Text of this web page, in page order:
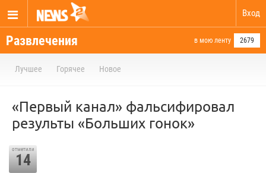
Вход
Развлечения в мою ленту 2679
Лучшее Горячее Новое
«Первый канал» фальсифировал
результы «Больших гонок»
отметили
14